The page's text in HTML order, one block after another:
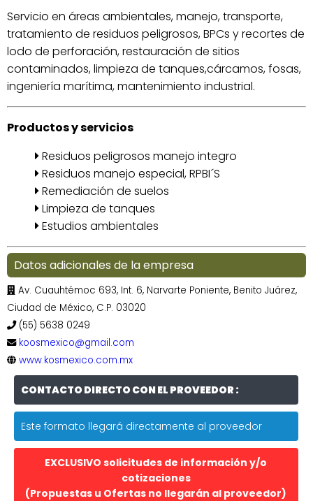
Servicio en áreas ambientales, manejo, transporte,
tratamiento de residuos peligrosos, BPCs y recortes de
lodo de perforación, restauración de sitios
contaminados, limpieza de tanques,cárcamos, fosas,
ingeniería marítima, mantenimiento industrial.
Productos y servicios
Residuos peligrosos manejo integro
Residuos manejo especial, RPBI´S
Remediación de suelos
Limpieza de tanques
Estudios ambientales
Datos adicionales de la empresa
Av. Cuauhtémoc 693, Int. 6, Narvarte Poniente, Benito Juárez,
Ciudad de México, C.P. 03020
(55) 5638 0249
koosmexico@gmail.com
www.kosmexico.com.mx
CONTACTO DIRECTO CON EL PROVEEDOR :
Este formato llegará directamente al proveedor
EXCLUSIVO solicitudes de información y/o
cotizaciones
(Propuestas u Ofertas no llegarán al proveedor)